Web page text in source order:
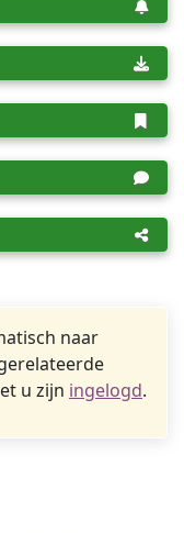
naar
u zijn ingelogd.